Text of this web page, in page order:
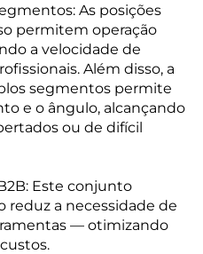
As posições
permitem operação
a velocidade de
Além disso, a
segmentos permite
e o ângulo, alcançando
ou de difícil
Este conjunto
a necessidade de
— otimizando